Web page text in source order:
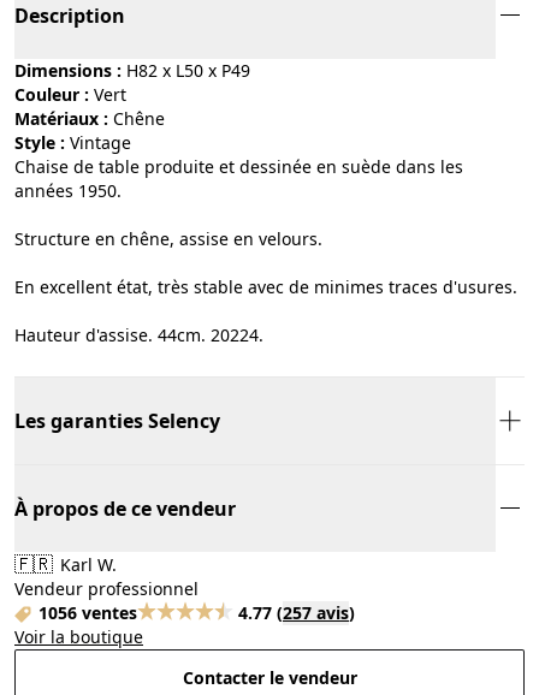
Description
Dimensions : H82 x L50 x P49
Couleur :
vert
Matériaux :
chêne
Style :
vintage
Chaise de table produite et dessinée en suède dans les
années 1950.
Structure en chêne, assise en velours.
En excellent état, très stable avec de minimes traces d'usures.
Hauteur d'assise. 44cm. 20224.
Les garanties Selency
À propos de ce vendeur
🇫🇷 Karl W.
Vendeur professionnel
1056 ventes
4.77 (257 avis)
Voir la boutique
Contacter le vendeur